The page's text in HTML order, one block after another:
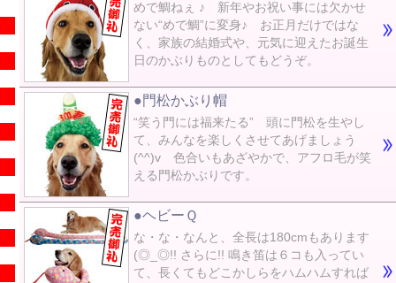
めで鯛ねぇ ♪ 新年やお祝い事には欠かせ
ない“めで鯛”に変身♪ お正月だけではな
く、家族の結婚式や、元気に迎えたお誕生
日のかぶりものとしてもどうぞ。
●門松かぶり帽
“笑う門には福来たる” 頭に門松を生やし
て、みんなを楽しくさせてあげましょう
(^^)v 色合いもあざやかで、アフロ毛が笑
える門松かぶりです。
●ヘビーＱ
な・な・なんと、全長は180cmもあります
(◎_◎!! さらに!! 鳴き笛は６コも入ってい
て、長くてもどこかしらをハムハムすれば